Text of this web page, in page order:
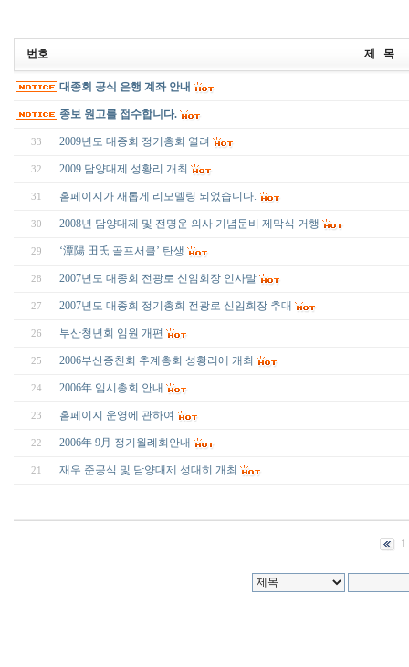
번호 제 목
대종회 공식 은행 계좌 안내
종보 원고를 접수합니다.
33 2009년도 대종회 정기총회 열려
32 2009 담양대제 성황리 개최
31 홈페이지가 새롭게 리모델링 되었습니다.
30 2008년 담양대제 및 전명운 의사 기념문비 제막식 거행
29 ‘潭陽 田氏 골프서클’ 탄생
28 2007년도 대종회 전광로 신임회장 인사말
27 2007년도 대종회 정기총회 전광로 신임회장 추대
26 부산청년회 임원 개편
25 2006부산종친회 추계총회 성황리에 개최
24 2006年 임시총회 안내
23 홈페이지 운영에 관하여
22 2006年 9月 정기월례회안내
21 재우 준공식 및 담양대제 성대히 개최
1